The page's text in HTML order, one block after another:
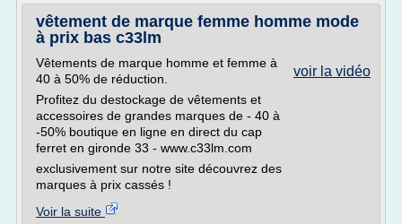
vêtement de marque femme homme mode
à prix bas c33lm
voir la vidéo
Vêtements de marque homme et femme à
40 à 50% de réduction.
Profitez du destockage de vêtements et
accessoires de grandes marques de - 40 à
-50% boutique en ligne en direct du cap
ferret en gironde 33 - www.c33lm.com
exclusivement sur notre site découvrez des
marques à prix cassés !
Voir la suite